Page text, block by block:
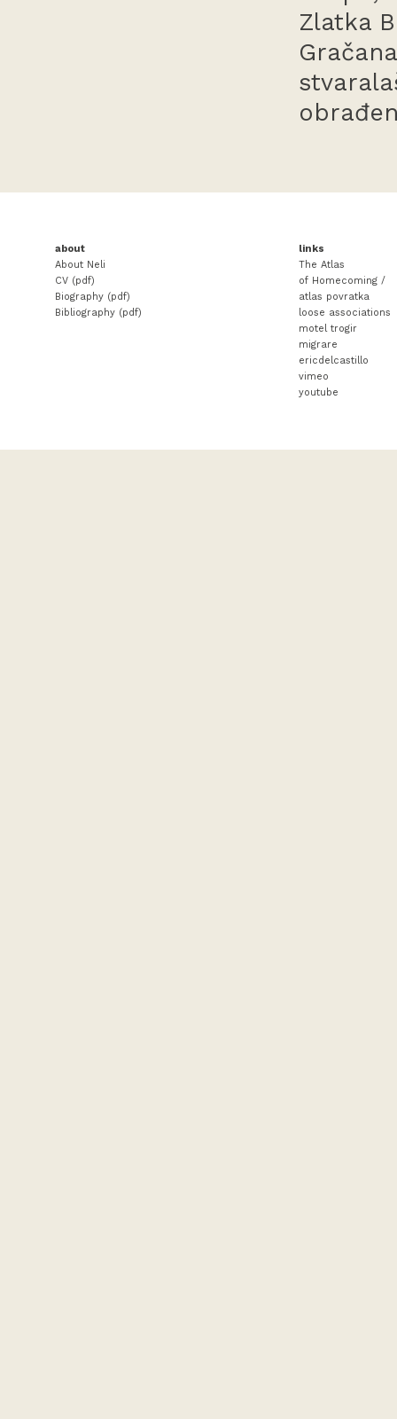
Zlatka
about
About Neli
CV (pdf)
Biography (pdf)
Bibliography (pdf)
links
The Atlas
of Homecoming /
atlas povratka
loose associations
motel trogir
migrare
ericdelcastillo
vimeo
youtube